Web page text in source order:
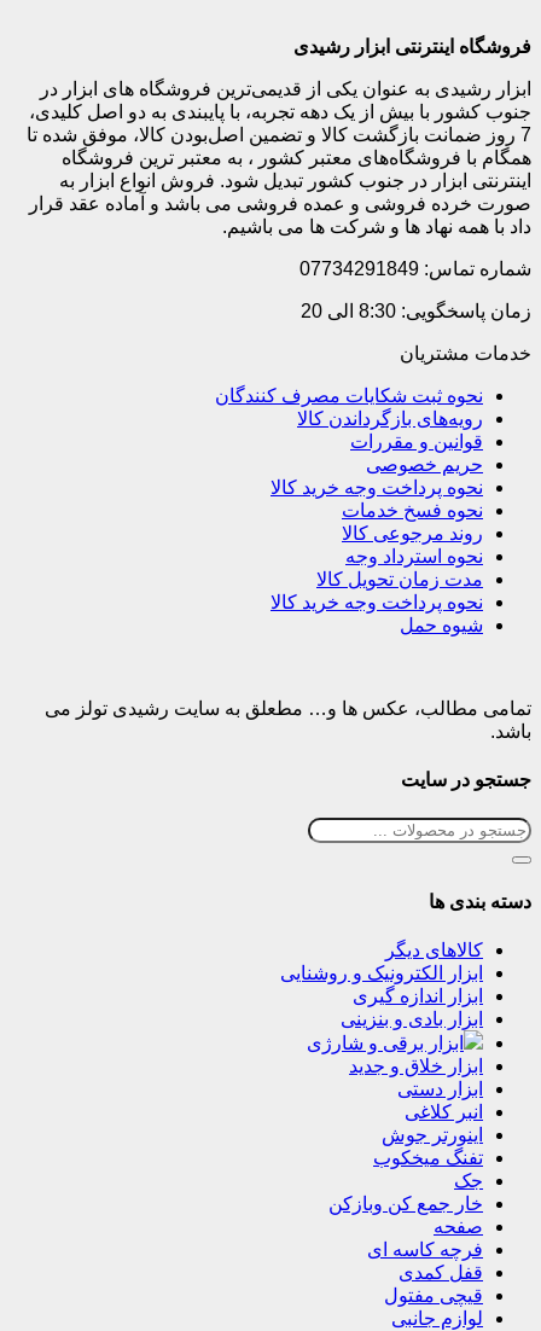
فروشگاه اینترنتی ابزار رشیدی
ابزار رشیدی به عنوان یکی از قدیمی‌ترین فروشگاه های ابزار در
جنوب کشور با بیش از یک دهه تجربه، با پایبندی به دو اصل کلیدی،
7 روز ضمانت بازگشت کالا و تضمین اصل‌بودن کالا، موفق شده تا
همگام با فروشگاه‌های معتبر کشور ، به معتبر ترین فروشگاه
اینترنتی ابزار در جنوب کشور تبدیل شود. فروش انواع ابزار به
صورت خرده فروشی و عمده فروشی می باشد و آماده عقد قرار
داد با همه نهاد ها و شرکت ها می باشیم.
شماره تماس: 07734291849
زمان پاسخگویی: 8:30 الی 20
خدمات مشتریان
نحوه ثبت شکایات مصرف کنندگان
رویه‌های بازگرداندن کالا
قوانین و مقررات
حریم خصوصی
نحوه پرداخت وجه خرید کالا
نحوه فسخ خدمات
روند مرجوعی کالا
نحوه استرداد وجه
مدت زمان تحویل کالا
نحوه پرداخت وجه خرید کالا
شیوه حمل
تمامی مطالب، عکس ها و… مطعلق به سایت رشیدی تولز می
باشد.
جستجو در سایت
دسته بندی ها
کالاهای دیگر
ابزار الکترونیک و روشنایی
ابزار اندازه گیری
ابزار بادی و بنزینی
ابزار برقی و شارژی
ابزار خلاق و جدید
ابزار دستی
انبر کلاغی
اینورتر جوش
تفنگ میخکوب
جک
خار جمع کن وبازکن
صفحه
فرچه کاسه ای
قفل کمدی
قیچی مفتول
لوازم جانبی